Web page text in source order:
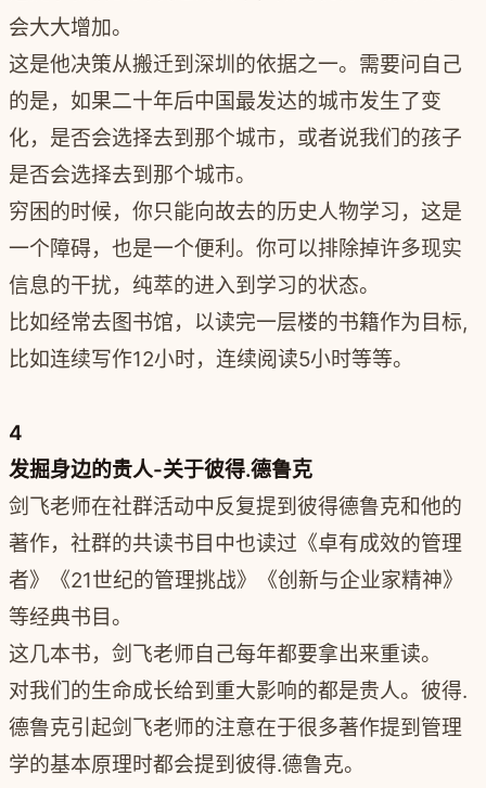
会大大增加。
这是他决策从搬迁到深圳的依据之一。需要问自己
的是，如果二十年后中国最发达的城市发生了变
化，是否会选择去到那个城市，或者说我们的孩子
是否会选择去到那个城市。
穷困的时候，你只能向故去的历史人物学习，这是
一个障碍，也是一个便利。你可以排除掉许多现实
信息的干扰，纯萃的进入到学习的状态。
比如经常去图书馆，以读完一层楼的书籍作为目标,
比如连续写作12小时，连续阅读5小时等等。
4
发掘身边的贵人-关于彼得.德鲁克
剑飞老师在社群活动中反复提到彼得德鲁克和他的
著作，社群的共读书目中也读过《卓有成效的管理
者》《21世纪的管理挑战》《创新与企业家精神》
等经典书目。
这几本书，剑飞老师自己每年都要拿出来重读。
对我们的生命成长给到重大影响的都是贵人。彼得.
德鲁克引起剑飞老师的注意在于很多著作提到管理
学的基本原理时都会提到彼得.德鲁克。